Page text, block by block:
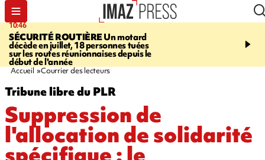
10:46
SÉCURITÉ ROUTIÈREUn motard
décède en juillet, 18 personnes tuées
sur les routes réunionnaises depuis le
début de l'année
13:49
mineurs - un courrier
Accueil Courrier des lecteurs
Tribune libre du PLR
Suppression de
l'allocation de solidarité